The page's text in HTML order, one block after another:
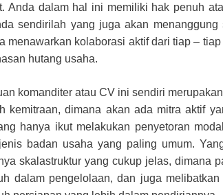
Anda dalam hal ini memiliki hak penuh
sendirilah yang juga akan
menawarkan kolaborasi aktif dari tiap –
hutang usaha.
komanditer atau CV ini sendiri
kemitraan, dimana akan ada mitra aktif
hanya ikut melakukan penyetoran
badan usaha yang paling umum.
skalastruktur yang cukup jelas, dimana
dalam pengelolaan, dan juga